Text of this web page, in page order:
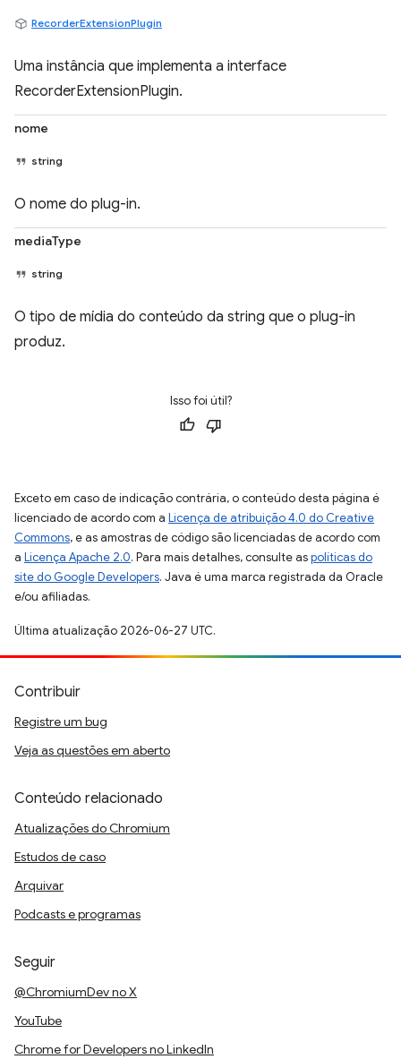
RecorderExtensionPlugin
Uma instância que implementa a interface
RecorderExtensionPlugin.
nome
string
O nome do plug-in.
mediaType
string
O tipo de mídia do conteúdo da string que o plug-in
produz.
Isso foi útil?
Exceto em caso de indicação contrária, o conteúdo desta página é
licenciado de acordo com a Licença de atribuição 4.0 do Creative
Commons, e as amostras de código são licenciadas de acordo com
a Licença Apache 2.0. Para mais detalhes, consulte aspolíticas do
site do Google Developers. Java é uma marca registrada da Oracle
e/ou afiliadas.
Última atualização 2026-06-27 UTC.
Contribuir
Registre um bug
Veja as questões em aberto
Conteúdo relacionado
Atualizações do Chromium
Estudos de caso
Arquivar
Podcasts e programas
Seguir
@ChromiumDev no X
YouTube
Chrome for Developers no LinkedIn